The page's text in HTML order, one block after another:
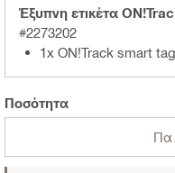
Έξυπνη ετικέτα
#2273202
1x ON!Track smart
Ποσότητα